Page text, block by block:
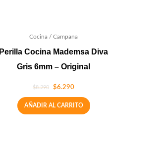
Cocina / Campana
Perilla Cocina Mademsa Diva
Gris 6mm – Original
$8.290 $6.290
AÑADIR AL CARRITO